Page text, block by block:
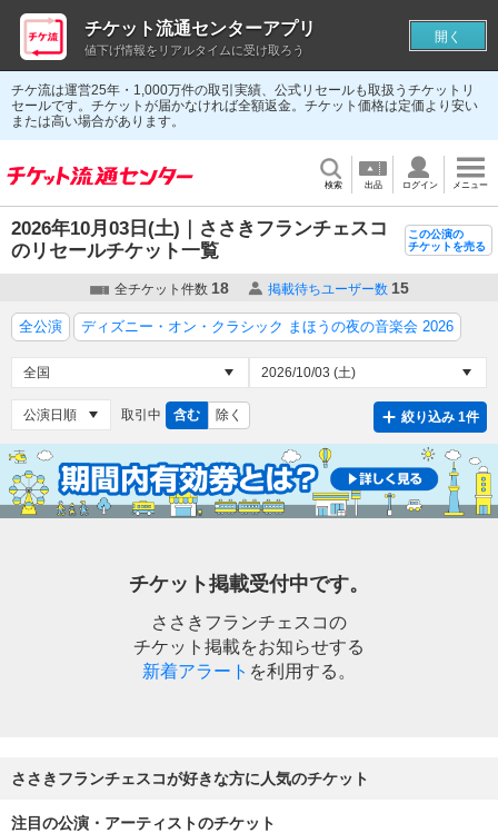
チケ流は運営25年・1,000万件の取引実績、公式リセールも取扱うチケットリ
セールです。チケットが届かなければ全額返金。チケット価格は定価より安い
または高い場合があります。
検索 出品 ログイン メニュー
2026年10月03日(土)｜ささきフランチェスコ
のリセールチケット一覧
この公演の
チケットを売る
全チケット件数 18 掲載待ちユーザー数 15
全公演 ディズニー・オン・クラシック まほうの夜の音楽会 2026
取引中 含む 除く 絞り込み 1件
チケット掲載受付中です。
ささきフランチェスコの
チケット掲載をお知らせする
新着アラート を利用する。
ささきフランチェスコが好きな方に人気のチケット
注目の公演・アーティストのチケット
チケット流通センターアプリ
値下げ情報をリアルタイムに受け取ろう
開く